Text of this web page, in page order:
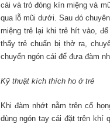
cái và trỏ đóng kín miệng và
qua lỗ mũi dưới. Sau đó
miệng trẻ lại khi trẻ hít vào,
thấy trẻ chuẩn bị thở ra,
chuyển ngón cái để đưa đàm
Kỹ thuật kích thích ho ở trẻ
Khi đàm nhớt nằm trên cổ
dùng ngón tay cái đặt trên khí